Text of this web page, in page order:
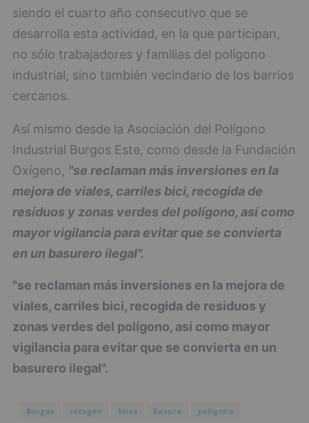
siendo el cuarto año consecutivo que se
desarrolla esta actividad, en la que participan,
no sólo trabajadores y familias del polígono
industrial, sino también vecindario de los barrios
cercanos.
Así mismo desde la Asociación del Polígono
Industrial Burgos Este, como desde la Fundación
Oxígeno, "se reclaman más inversiones en la
mejora de viales, carriles bici, recogida de
residuos y zonas verdes del polígono, así como
mayor vigilancia para evitar que se convierta
en un basurero ilegal".
"se reclaman más inversiones en la mejora de
viales, carriles bici, recogida de residuos y
zonas verdes del polígono, así como mayor
vigilancia para evitar que se convierta en un
basurero ilegal".
Burgos recogen kilos basura polígono